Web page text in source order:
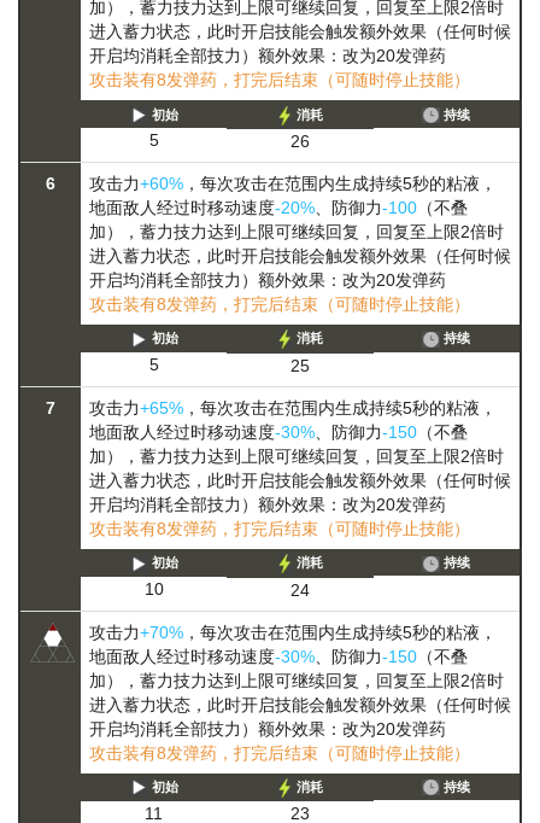
加）， 蓄力技力达到上限可继续回复，回复至上限2倍时
进入蓄力状态，此时开启技能会触发额外效果（任何时候
开启均消耗全部技力） 额外效果：改为20发弹药
攻击装有8发弹药，打完后结束（可随时停止技能）
初始
5
消耗
26
持续
6 攻击力+60% ，每次攻击在范围内生成持续5秒的粘液，
地面敌人经过时移动速度-20% 、防御力-100 （不叠
加）， 蓄力技力达到上限可继续回复，回复至上限2倍时
进入蓄力状态，此时开启技能会触发额外效果（任何时候
开启均消耗全部技力） 额外效果：改为20发弹药
攻击装有8发弹药，打完后结束（可随时停止技能）
初始
5
消耗
25
持续
7 攻击力+65% ，每次攻击在范围内生成持续5秒的粘液，
地面敌人经过时移动速度-30% 、防御力-150 （不叠
加）， 蓄力技力达到上限可继续回复，回复至上限2倍时
进入蓄力状态，此时开启技能会触发额外效果（任何时候
开启均消耗全部技力） 额外效果：改为20发弹药
攻击装有8发弹药，打完后结束（可随时停止技能）
初始
10
消耗
24
持续
攻击力+70% ，每次攻击在范围内生成持续5秒的粘液，
地面敌人经过时移动速度-30% 、防御力-150 （不叠
加）， 蓄力技力达到上限可继续回复，回复至上限2倍时
进入蓄力状态，此时开启技能会触发额外效果（任何时候
开启均消耗全部技力） 额外效果：改为20发弹药
攻击装有8发弹药，打完后结束（可随时停止技能）
初始
11
消耗
23
持续